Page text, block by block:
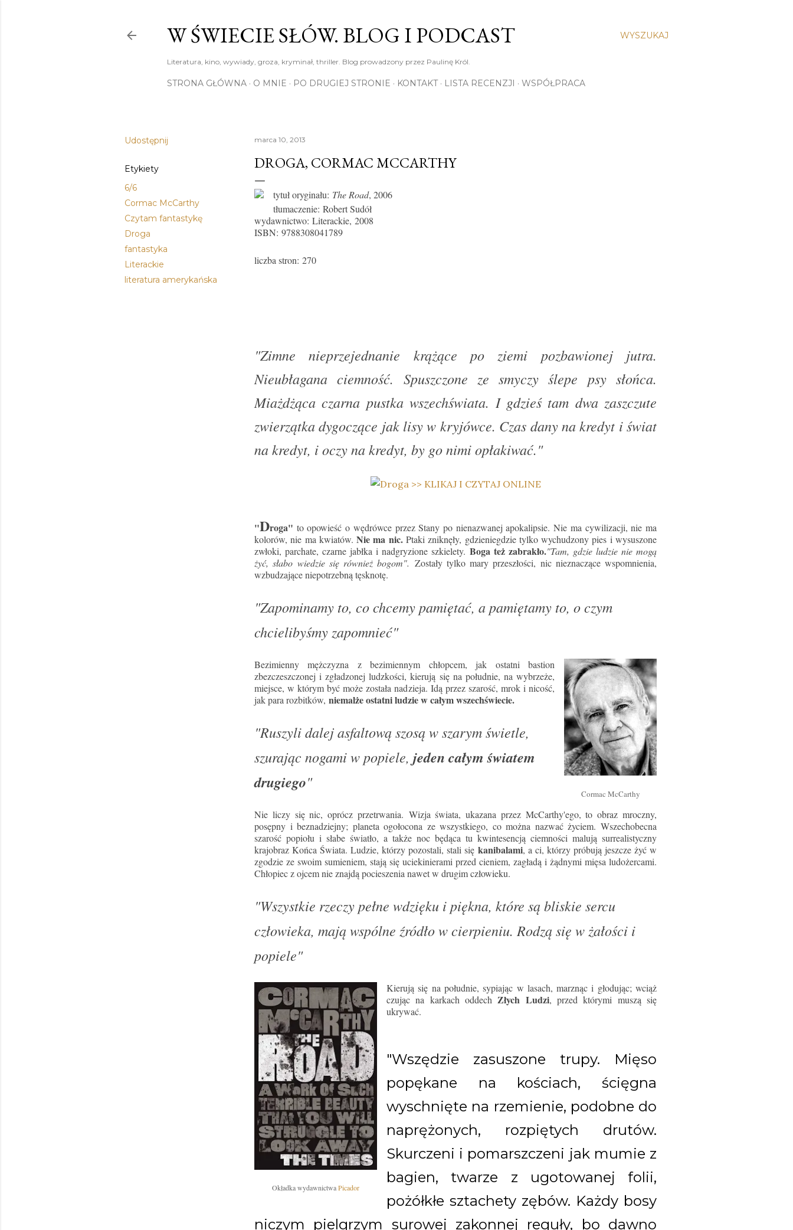
WYSZUKAJ
W ŚWIECIE SŁÓW. BLOG I PODCAST
Literatura, kino, wywiady, groza, kryminał, thriller. Blog prowadzony przez Paulinę Król.
STRONA GŁÓWNA O MNIE PO DRUGIEJ STRONIE KONTAKT LISTA RECENZJI WSPÓŁPRACA
Udostępnij
Etykiety
6/6
Cormac McCarthy
Czytam fantastykę
Droga
fantastyka
Literackie
literatura amerykańska
marca 10, 2013
DROGA, CORMAC MCCARTHY
tytuł oryginału: The Road, 2006
tłumaczenie: Robert Sudół
wydawnictwo: Literackie, 2008
ISBN: 9788308041789
liczba stron: 270
"Zimne nieprzejednanie krążące po ziemi pozbawionej jutra.
Nieubłagana ciemność. Spuszczone ze smyczy ślepe psy słońca.
Miażdżąca czarna pustka wszechświata. I gdzieś tam dwa zaszczute
zwierzątka dygoczące jak lisy w kryjówce. Czas dany na kredyt i świat
na kredyt, i oczy na kredyt, by go nimi opłakiwać."
"Droga" to opowieść o wędrówce przez Stany po nienazwanej apokalipsie. Nie ma cywilizacji, nie ma
kolorów, nie ma kwiatów.Nie ma nic.Ptaki zniknęły, gdzieniegdzie tylko wychudzony pies i wysuszone
zwłoki, parchate, czarne jabłka i nadgryzione szkielety. Boga też zabrakło."Tam, gdzie ludzie nie mogą
żyć, słabo wiedzie się również bogom". Zostały tylko mary przeszłości, nic nieznaczące wspomnienia,
wzbudzające niepotrzebną tęsknotę.
"Zapominamy to, co chcemy pamiętać, a pamiętamy to, o czym
chcielibyśmy zapomnieć"
Cormac McCarthy
Bezimienny mężczyzna z bezimiennym chłopcem, jak ostatni bastion
zbezczeszczonej i zgładzonej ludzkości, kierują się na południe, na wybrzeże,
miejsce, w którym być może została nadzieja. Idą przez szarość, mrok i nicość,
jak para rozbitków, niemalże ostatni ludzie w całym wszechświecie.
"Ruszyli dalej asfaltową szosą w szarym świetle,
szurając nogami w popiele, jeden całym światem
drugiego"
Nie liczy się nic, oprócz przetrwania. Wizja świata, ukazana przez McCarthy'ego, to obraz mroczny,
posępny i beznadziejny; planeta ogołocona ze wszystkiego, co można nazwać życiem. Wszechobecna
szarość popiołu i słabe światło, a także noc będąca tu kwintesencją ciemności malują surrealistyczny
krajobraz Końca Świata. Ludzie, którzy pozostali, stali się kanibalami, a ci, którzy próbują jeszcze żyć w
zgodzie ze swoim sumieniem, stają się uciekinierami przed cieniem, zagładą i żądnymi mięsa ludożercami.
Chłopiec z ojcem nie znajdą pocieszenia nawet w drugim człowieku.
"Wszystkie rzeczy pełne wdzięku i piękna, które są bliskie sercu
człowieka, mają wspólne źródło w cierpieniu. Rodzą się w żałości i
popiele"
Okładka wydawnictwaPicador
Kierują się na południe, sypiając w lasach, marznąc i głodując; wciąż
czując na karkach oddech Złych Ludzi, przed którymi muszą się
ukrywać.
"Wszędzie zasuszone trupy. Mięso
popękane na kościach, ścięgna
wyschnięte na rzemienie, podobne do
naprężonych, rozpiętych drutów.
Skurczeni i pomarszczeni jak mumie z
bagien, twarze z ugotowanej folii,
pożółkłe sztachety zębów. Każdy bosy
niczym pielgrzym surowej zakonnej reguły, bo dawno